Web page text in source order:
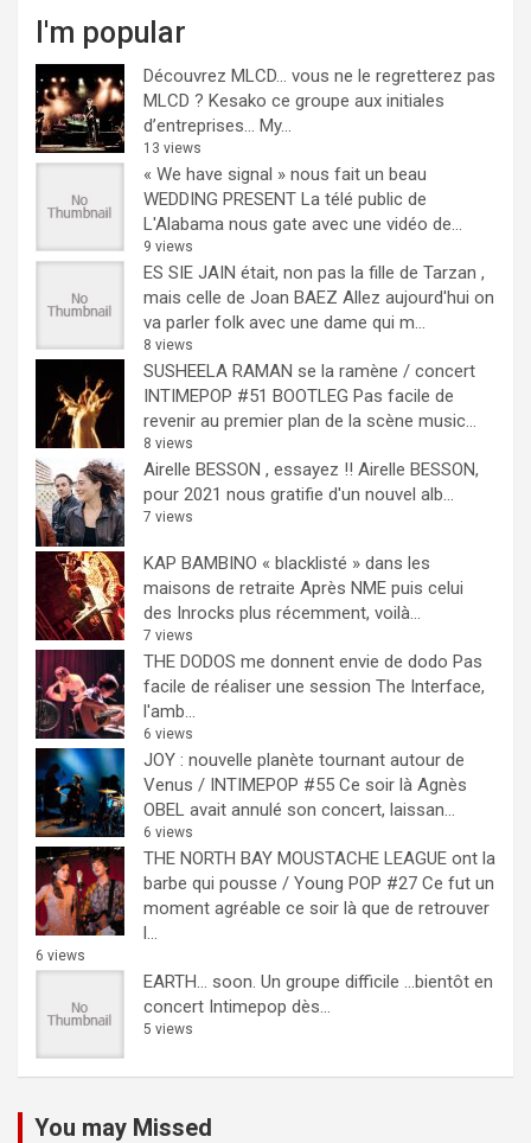
I'm popular
Découvrez MLCD… vous ne le regretterez pas
MLCD ? Kesako ce groupe aux initiales
d’entreprises… My...
13 views
« We have signal » nous fait un beau
WEDDING PRESENT La télé public de
L'Alabama nous gate avec une vidéo de...
9 views
ES SIE JAIN était, non pas la fille de Tarzan ,
mais celle de Joan BAEZ Allez aujourd'hui on
va parler folk avec une dame qui m...
8 views
SUSHEELA RAMAN se la ramène / concert
INTIMEPOP #51 BOOTLEG Pas facile de
revenir au premier plan de la scène music...
8 views
Airelle BESSON , essayez !! Airelle BESSON,
pour 2021 nous gratifie d'un nouvel alb...
7 views
KAP BAMBINO « blacklisté » dans les
maisons de retraite Après NME puis celui
des Inrocks plus récemment, voilà...
7 views
THE DODOS me donnent envie de dodo Pas
facile de réaliser une session The Interface,
l'amb...
6 views
JOY : nouvelle planète tournant autour de
Venus / INTIMEPOP #55 Ce soir là Agnès
OBEL avait annulé son concert, laissan...
6 views
THE NORTH BAY MOUSTACHE LEAGUE ont la
barbe qui pousse / Young POP #27 Ce fut un
moment agréable ce soir là que de retrouver
l...
6 views
EARTH… soon. Un groupe difficile ...bientôt en
concert Intimepop dès...
5 views
You may Missed